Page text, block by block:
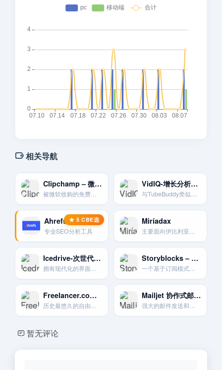
相关导航
Clipchamp – 微软旗下的在线视频编辑器
被微软收购的免费在线视频编辑器。功能全面。界面友好。提供模板、素材库和多种导出选项。
VidIQ-增长分析利器
与TubeBuddy类似的浏览器扩展。专注于通过数据分析和竞争对手研究来帮助频道增长。
Ahrefs – 专业SEO分析
专业SEO分析工具
Miríadax
主要面向伊比利亚美洲和巴西的MOOC平台，提供西班牙语和葡萄牙语课程。
Icedrive-次世代云盘体验
拥有现代化的界面设计和创新的虚拟驱动器挂载技术。主打安全与易用。
Storyblocks – 无限下载素材订阅
一个基于订阅模式的素材平台。支付年费后可无限次下载其库中的视频、音频和图片素材。
Freelancer.com 老牌综合自由职业市场
历史最悠久的自由职业平台之一.项目数量巨大.竞争也同样激烈。
Mailjet 协作式邮件平台
强大的邮件发送和营销平台，特别强调团队协作功能。
暂无评论